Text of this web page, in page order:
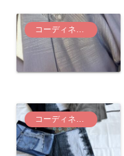
コーディネート